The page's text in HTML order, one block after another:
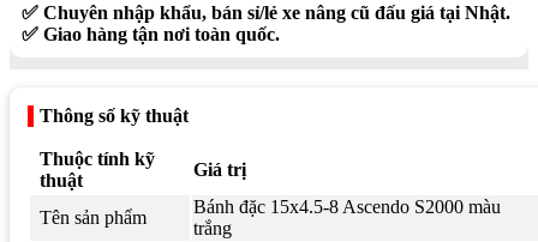
✅ Chuyên nhập khẩu, bán sỉ/lẻ xe nâng cũ đấu giá tại Nhật.
✅ Giao hàng tận nơi toàn quốc.
Thông số kỹ thuật
Thuộc tính kỹ
thuật
Giá trị
Tên sản phẩm
Bánh đặc 15x4.5-8 Ascendo S2000 màu
trắng